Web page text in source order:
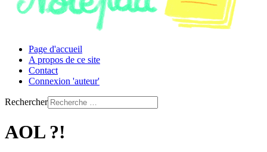
Page d'accueil
A propos de ce site
Contact
Connexion 'auteur'
Rechercher
AOL ?!